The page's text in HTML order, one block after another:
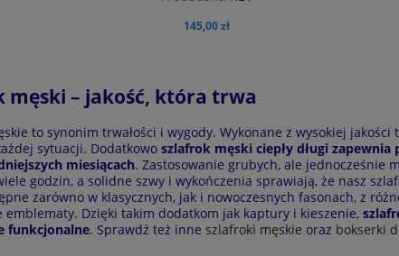
145,00 zł
do koszyka
męski – jakość, która trwa
to synonim trwałości i wygody. Wykonane z wysokiej
sytuacji. Dodatkowo szlafrok męski ciepły długi zapewnia
miesiącach. Zastosowanie grubych, ale jednocześnie
godzin, a solidne szwy i wykończenia sprawiają, że nasz
zarówno w klasycznych, jak i nowoczesnych fasonach, z
emblematy. Dzięki takim dodatkom jak kaptury i kieszenie,
funkcjonalne. Sprawdź też inne szlafroki męskie oraz bokserki